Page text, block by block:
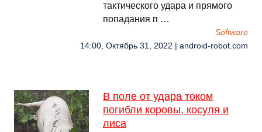
тактического удара и прямого
попадания п …
Software
14:00, Октябрь 31, 2022 | android-robot.com
В поле от удара током
погибли коровы, косуля и
лиса